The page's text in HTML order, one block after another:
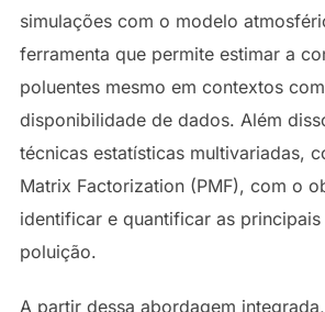
simulações com o modelo
ferramenta que permite estimar a
poluentes mesmo em contextos
disponibilidade de dados. Além
técnicas estatísticas multivariadas,
Matrix Factorization (PMF), com o
identificar e quantificar as
poluição.
A partir dessa abordagem